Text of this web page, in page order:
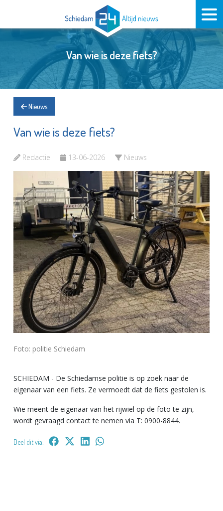
Van wie is deze fiets?
Nieuws
Van wie is deze fiets?
Redactie 13-06-2026 Nieuws
Foto: politie Schiedam
SCHIEDAM - De Schiedamse politie is op zoek naar de
eigenaar van een fiets. Ze vermoedt dat de fiets gestolen is.
Wie meent de eigenaar van het rijwiel op de foto te zijn,
wordt gevraagd contact te nemen via T: 0900-8844.
Deel dit via: